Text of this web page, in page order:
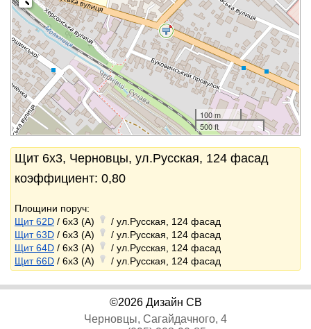
100 m
500 ft
Щит 6x3, Черновцы, ул.Русская, 124 фасад
коэффициент: 0,80
Площини поруч:
Щит 62D / 6x3 (A)
/ ул.Русская, 124 фасад
Щит 63D / 6x3 (A)
/ ул.Русская, 124 фасад
Щит 64D / 6x3 (A)
/ ул.Русская, 124 фасад
Щит 66D / 6x3 (A) / ул.Русская, 124 фасад
©2026 Дизайн СВ
Черновцы, Сагайдачного, 4